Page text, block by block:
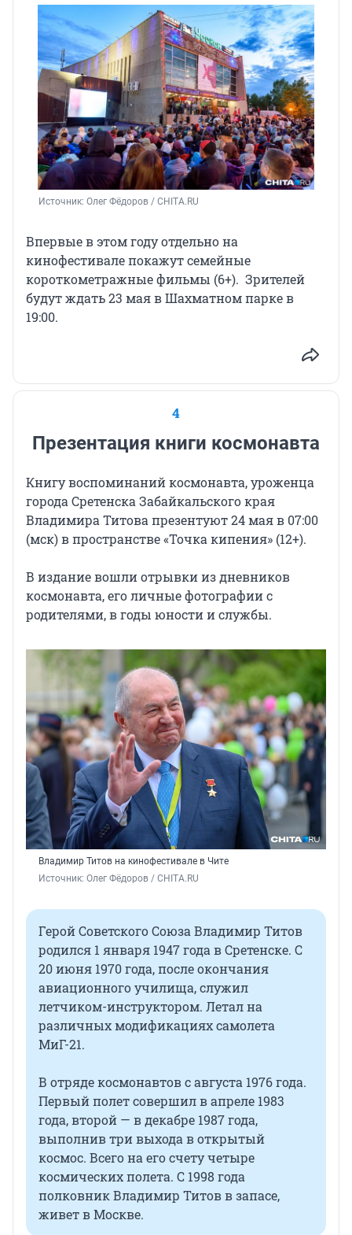
Источник: Олег Фёдоров / CHITA.RU
Впервые в этом году отдельно на
кинофестивале покажут семейные
короткометражныефильмы (6+). Зрителей
будут ждать 23 мая в Шахматном парке в
19:00.
4
Презентация книги космонавта
Книгу воспоминаний космонавта, уроженца
города Сретенска Забайкальского края
Владимира Титова презентуют 24 мая в 07:00
(мск) в пространстве «Точка кипения» (12+).
В издание вошли отрывки из дневников
космонавта, его личные фотографии с
родителями, в годы юности и службы.
Владимир Титов на кинофестивале в Чите
Источник: Олег Фёдоров / CHITA.RU
Герой Советского Союза Владимир Титов
родился 1 января 1947 года в Сретенске. С
20 июня 1970 года, после окончания
авиационного училища, служил
летчиком-инструктором. Летал на
различных модификациях самолета
МиГ-21.
В отряде космонавтов с августа 1976 года.
Первый полет совершил в апреле 1983
года, второй — в декабре 1987 года,
выполнив три выхода в открытый
космос. Всего на его счету четыре
космических полета. С 1998 года
полковник Владимир Титов в запасе,
живет в Москве.